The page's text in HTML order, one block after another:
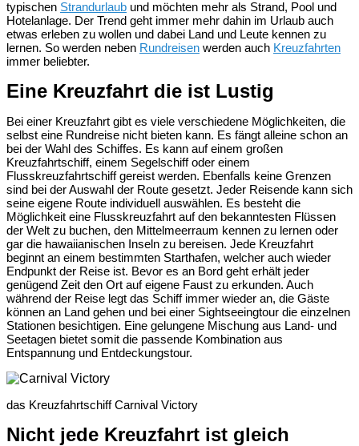
typischen Strandurlaub und möchten mehr als Strand, Pool und
Hotelanlage. Der Trend geht immer mehr dahin im Urlaub auch
etwas erleben zu wollen und dabei Land und Leute kennen zu
lernen. So werden neben Rundreisen werden auch Kreuzfahrten
immer beliebter.
Eine Kreuzfahrt die ist Lustig
Bei einer Kreuzfahrt gibt es viele verschiedene Möglichkeiten, die
selbst eine Rundreise nicht bieten kann. Es fängt alleine schon an
bei der Wahl des Schiffes. Es kann auf einem großen
Kreuzfahrtschiff, einem Segelschiff oder einem
Flusskreuzfahrtschiff gereist werden. Ebenfalls keine Grenzen
sind bei der Auswahl der Route gesetzt. Jeder Reisende kann sich
seine eigene Route individuell auswählen. Es besteht die
Möglichkeit eine Flusskreuzfahrt auf den bekanntesten Flüssen
der Welt zu buchen, den Mittelmeerraum kennen zu lernen oder
gar die hawaiianischen Inseln zu bereisen. Jede Kreuzfahrt
beginnt an einem bestimmten Starthafen, welcher auch wieder
Endpunkt der Reise ist. Bevor es an Bord geht erhält jeder
genügend Zeit den Ort auf eigene Faust zu erkunden. Auch
während der Reise legt das Schiff immer wieder an, die Gäste
können an Land gehen und bei einer Sightseeingtour die einzelnen
Stationen besichtigen. Eine gelungene Mischung aus Land- und
Seetagen bietet somit die passende Kombination aus
Entspannung und Entdeckungstour.
das Kreuzfahrtschiff Carnival Victory
Nicht jede Kreuzfahrt ist gleich